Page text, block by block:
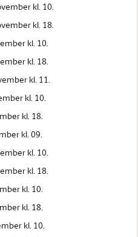
kl. 10.
kl. 18.
kl. 10.
kl. 18.
kl. 11.
kl. 10.
kl. 18.
kl. 09.
kl. 10.
kl. 18.
kl. 10.
kl. 18.
kl. 10.